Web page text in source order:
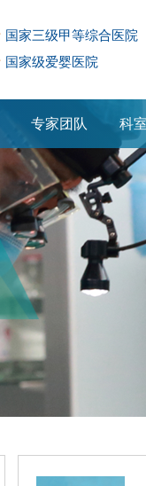
国家三级甲等综合医院
国家级爱婴医院
专家团队 科